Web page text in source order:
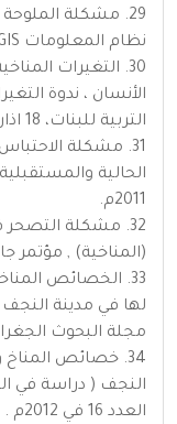
29. مشكلة
نظام المعلومات GIS، مجلة البحوث الجغرافية ، 2009م.
30. التغيرات
الأنسان ، ندوة
التربية للبنات، 18 اذار 2010م.
31. مشكلة
2011م.
32. مشكلة التصحر
(المناخية) , مؤتمر
33. الخصائص
لها في مدينة
مجلة البحوث الجغرافية
34. خصائص
النجف ( دراسة في
العدد 16 في 2012م .